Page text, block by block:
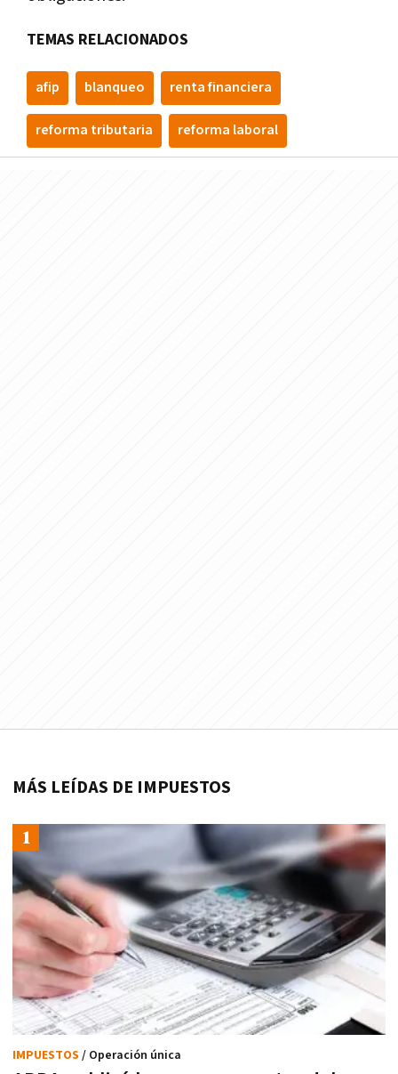
TEMAS RELACIONADOS
afip blanqueo renta financiera
reforma tributaria reforma laboral
MÁS LEÍDAS DE IMPUESTOS
IMPUESTOS / Operación única